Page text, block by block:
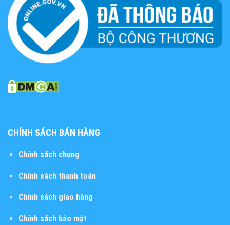
CHÍNH SÁCH BÁN HÀNG
Chính sách chung
Chính sách thanh toán
Chính sách giao hàng
Chính sách bảo mật